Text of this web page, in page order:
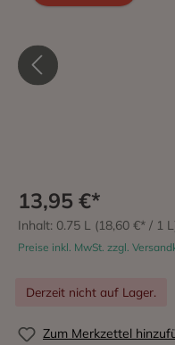
13,95 €*
Inhalt: 0.75 L (18,60 €* / 1
Preise inkl. MwSt. zzgl.
Derzeit nicht auf Lager.
Zum Merkzettel